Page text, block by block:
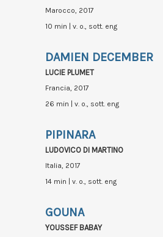
Marocco, 2017
10 min | v. o., sott. eng
DAMIEN DECEMBER
LUCIE PLUMET
Francia, 2017
26 min | v. o., sott. eng
PIPINARA
LUDOVICO DI MARTINO
Italia, 2017
14 min | v. o., sott. eng
GOUNA
YOUSSEF BABAY